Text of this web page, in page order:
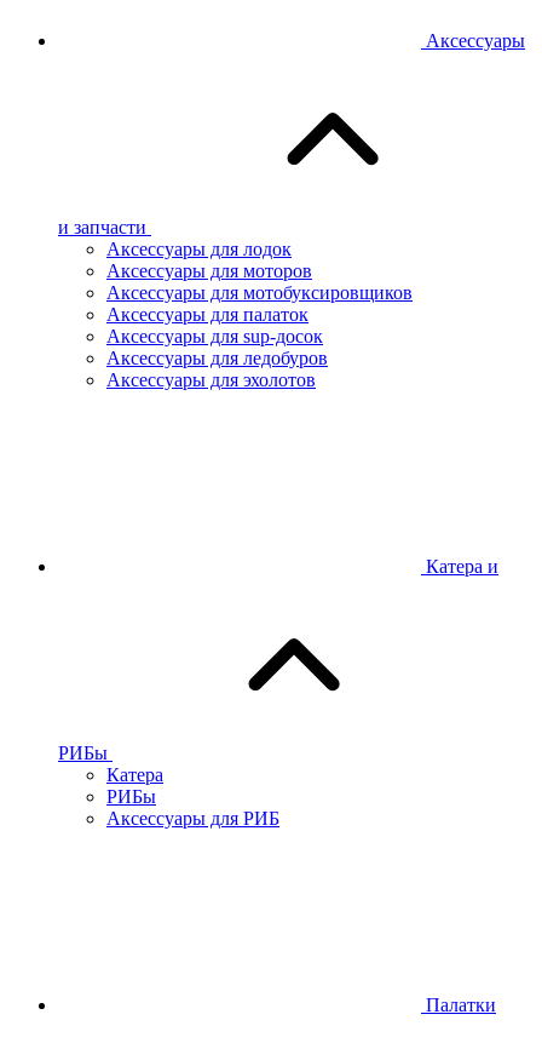
Аксессуары
и запчасти
Аксессуары для лодок
Аксессуары для моторов
Аксессуары для мотобуксировщиков
Аксессуары для палаток
Аксессуары для sup-досок
Аксессуары для ледобуров
Аксессуары для эхолотов
Катера и
РИБы
Катера
РИБы
Аксессуары для РИБ
Палатки